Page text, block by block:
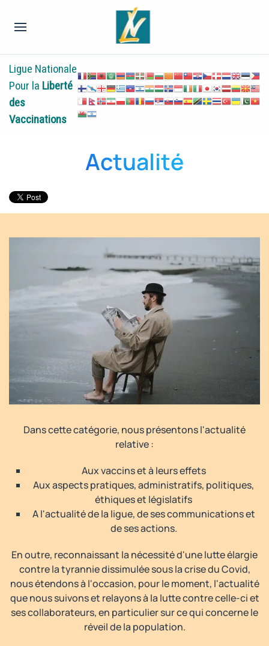
Ligue Nationale
Pour la Liberté
des
Vaccinations
Actualité
Dans cette catégorie, nous présentons l'actualité
relative :
Aux vaccins et à leurs effets
Aux aspects pratiques, administratifs, politiques,
éthiques et législatifs
A l'actualité de la ligue, de ses communications et
de ses actions.
En outre, reconnaissant la nécessité d'une lutte élargie
contre la tyrannie dissimulée sous la crise du Covid,
nous étendons à l'occasion, pour le moment, l'actualité
que nous suivons et relayons à la lutte contre celle-ci et
ses collaborateurs, en particulier sur ce qui concerne le
réveil de la population.